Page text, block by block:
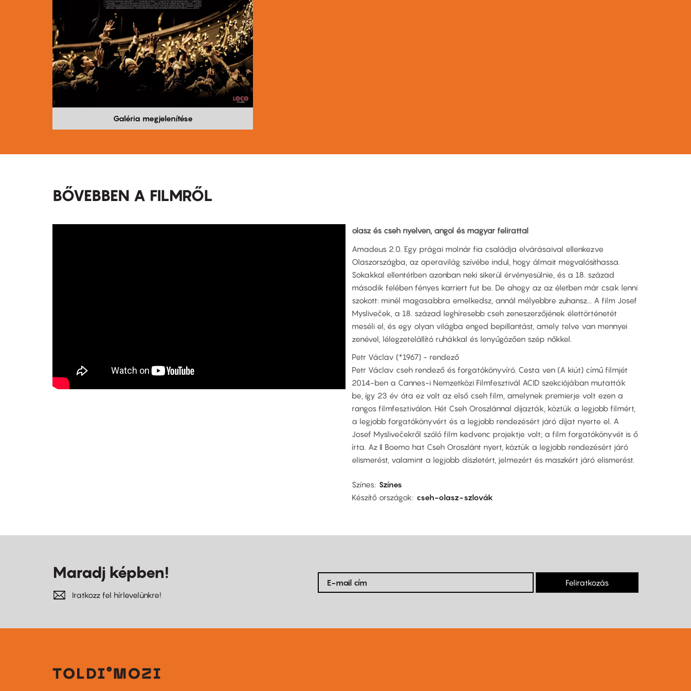
Galéria megjelenítése
BŐVEBBEN A FILMRŐL
olasz és cseh nyelven, angol és magyar felirattal
Amadeus 2.0. Egy prágai molnár fia családja elvárásaival ellenkezve
Olaszországba, az operavilág szívébe indul, hogy álmait megvalósíthassa.
Sokakkal ellentétben azonban neki sikerül érvényesülnie, és a 18. század
második felében fényes karriert fut be. De ahogy az az életben már csak lenni
szokott: minél magasabbra emelkedsz, annál mélyebbre zuhansz... A film Josef
Mysliveček, a 18. század leghíresebb cseh zeneszerzőjének élettörténetét
meséli el, és egy olyan világba enged bepillantást, amely telve van mennyei
zenével, lélegzetelállító ruhákkal és lenyűgözően szép nőkkel.
Petr Václav (*1967) - rendező
Petr Václav cseh rendező és forgatókönyvíró. Cesta ven (A kiút) című filmjét
2014-ben a Cannes-i Nemzetközi Filmfesztivál ACID szekciójában mutatták
be, így 23 év óta ez volt az első cseh film, amelynek premierje volt ezen a
rangos filmfesztiválon. Hét Cseh Oroszlánnal díjazták, köztük a legjobb filmért,
a legjobb forgatókönyvért és a legjobb rendezésért járó díjat nyerte el. A
Josef Myslivečekről szóló film kedvenc projektje volt; a film forgatókönyvét is ő
írta. Az Il Boemo hat Cseh Oroszlánt nyert, köztük a legjobb rendezésért járó
elismerést, valamint a legjobb díszletért, jelmezért és maszkért járó elismerést.
Színes Színes
Készítő országok
cseh-olasz-szlovák
Maradj képben!
Iratkozz fel hírlevelünkre!
Feliratkozás